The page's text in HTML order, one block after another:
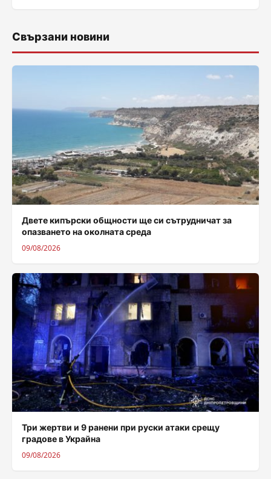
Свързани новини
Двете кипърски общности ще си сътрудничат за
опазването на околната среда
09/08/2026
Три жертви и 9 ранени при руски атаки срещу
градове в Украйна
09/08/2026